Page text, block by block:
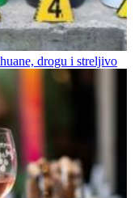
drogu i streljivo